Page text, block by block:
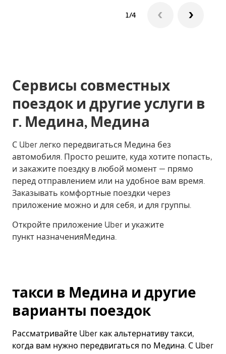
1/4
Сервисы совместных
поездок и другие услуги в
г. Медина, Медина
С Uber легко передвигаться Медина без
автомобиля. Просто решите, куда хотите попасть,
и закажите поездку в любой момент — прямо
перед отправлением или на удобное вам время.
Заказывать комфортные поездки через
приложение можно и для себя, и для группы.
Откройте приложение Uber и укажите
пункт назначенияМедина.
такси в Медина и другие
варианты поездок
Рассматривайте Uber как альтернативу такси,
когда вам нужно передвигаться по Медина. С Uber